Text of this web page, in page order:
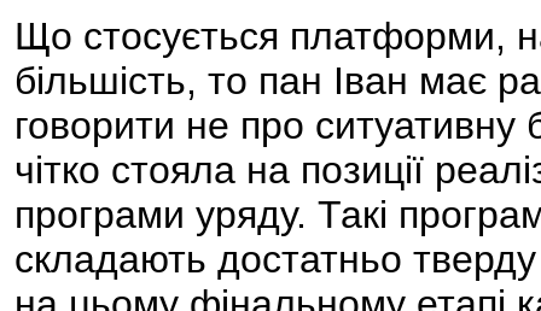
Що стосується платформи,
більшість, то пан Іван має
говорити не про ситуативну
чітко стояла на позиції
програми уряду. Такі
складають достатньо